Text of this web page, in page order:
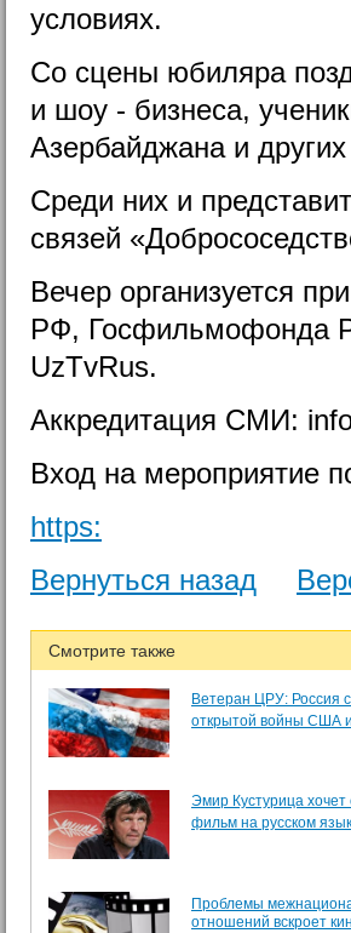
условиях.
Со сцены юбиляра
и шоу - бизнеса,
Азербайджана и
Среди них и
связей
Вечер организуется
РФ, Госфильмофонда
UzTvRus.
Аккредитация СМИ:
Вход на мероприятие
https:
Вернуться назад
Смотрите также
Ветеран ЦРУ: Россия
открытой войны США
Эмир Кустурица хочет
фильм на русском
Проблемы
отношений вскроет